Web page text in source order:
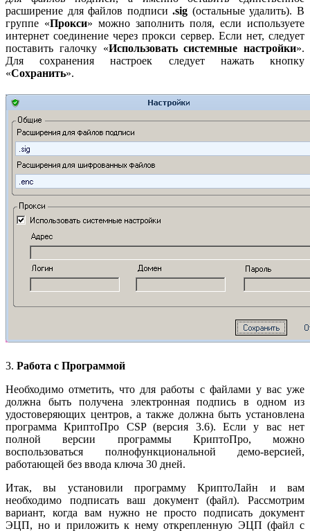
расширение для файлов подписи.sig (остальные удалить). В
группе «Прокси» можно заполнить поля, если используете
интернет соединение через прокси сервер. Если нет, следует
поставить галочку «Использовать системные настройки».
Для сохранения настроек следует нажать кнопку
«Сохранить».
3. Работа с Программой
Необходимо отметить, что для работы с файлами у вас уже
должна быть получена электронная подпись в одном из
удостоверяющих центров, а также должна быть установлена
программа КриптоПро CSP (версия 3.6). Если у вас нет
полной версии программы КриптоПро, можно
воспользоваться полнофункциональной демо-версией,
работающей без ввода ключа 30 дней.
Итак, вы установили программу КриптоЛайн и вам
необходимо подписать ваш документ (файл). Рассмотрим
вариант, когда вам нужно не просто подписать документ
ЭЦП, но и приложить к нему открепленную ЭЦП (файл с